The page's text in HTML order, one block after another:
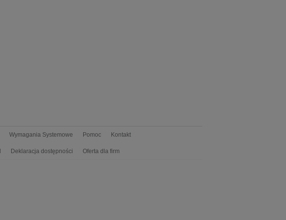
Wymagania Systemowe Pomoc Kontakt
Deklaracja dostępności Oferta dla firm